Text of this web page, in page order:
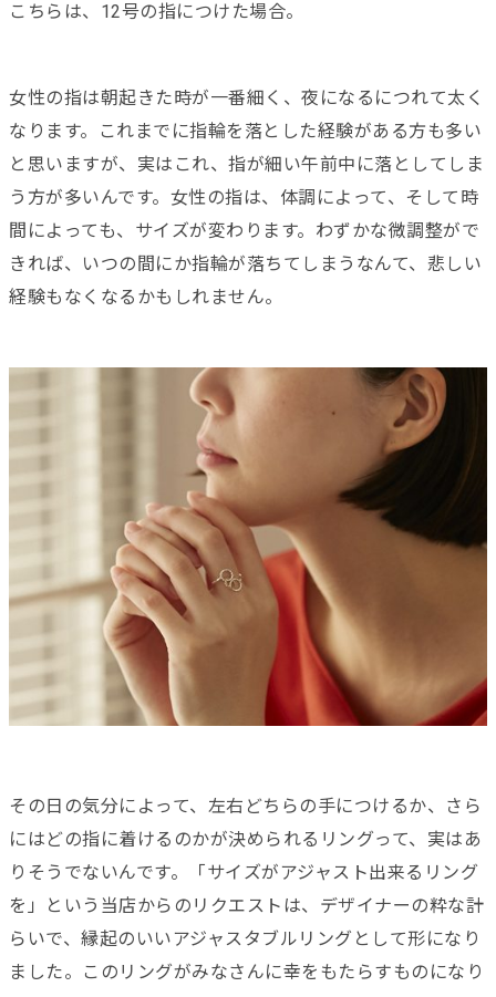
こちらは、12号の指につけた場合。
女性の指は朝起きた時が一番細く、夜になるにつれて太く
なります。これまでに指輪を落とした経験がある方も多い
と思いますが、実はこれ、指が細い午前中に落としてしま
う方が多いんです。女性の指は、体調によって、そして時
間によっても、サイズが変わります。わずかな微調整がで
きれば、いつの間にか指輪が落ちてしまうなんて、悲しい
経験もなくなるかもしれません。
その日の気分によって、左右どちらの手につけるか、さら
にはどの指に着けるのかが決められるリングって、実はあ
りそうでないんです。「サイズがアジャスト出来るリング
を」という当店からのリクエストは、デザイナーの粋な計
らいで、縁起のいいアジャスタブルリングとして形になり
ました。このリングがみなさんに幸をもたらすものになり